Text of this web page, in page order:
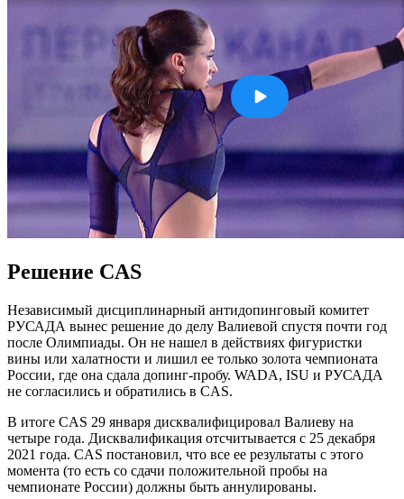
Решение CAS
Независимый дисциплинарный антидопинговый комитет
РУСАДА вынес решение до делу Валиевой спустя почти год
после Олимпиады. Он не нашел в действиях фигуристки
вины или халатности и лишил ее только золота чемпионата
России, где она сдала допинг-пробу. WADA, ISU и РУСАДА
не согласились и обратились в CAS.
В итоге CAS 29 января дисквалифицировал Валиеву на
четыре года. Дисквалификация отсчитывается с 25 декабря
2021 года. CAS постановил, что все ее результаты с этого
момента (то есть со сдачи положительной пробы на
чемпионате России) должны быть аннулированы.